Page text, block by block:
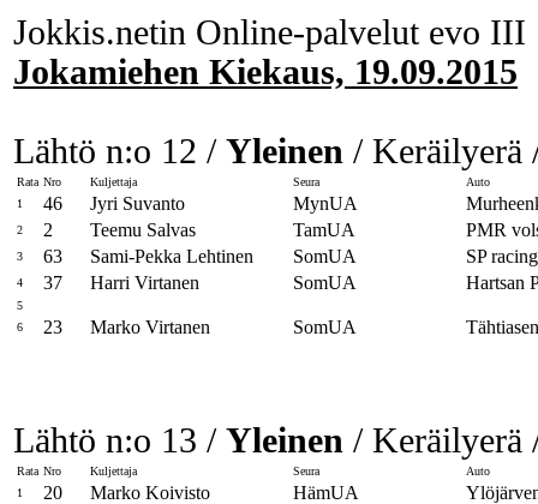
Jokkis.netin Online-palvelut evo III
Jokamiehen Kiekaus, 19.09.2015
Lähtö n:o 12 / Yleinen / Keräilyerä
Rata Nro Kuljettaja Seura
Auto
1
46 Jyri Suvanto MynUA
2 2 Teemu Salvas TamUA PMR
3 63 Sami-Pekka Lehtinen SomUA SP
4 37 Harri Virtanen SomUA Hartsan
5
6
23 Marko Virtanen SomUA
Lähtö n:o 13 / Yleinen / Keräilyerä
Rata Nro Kuljettaja Seura
Auto
1
20 Marko Koivisto HämUA